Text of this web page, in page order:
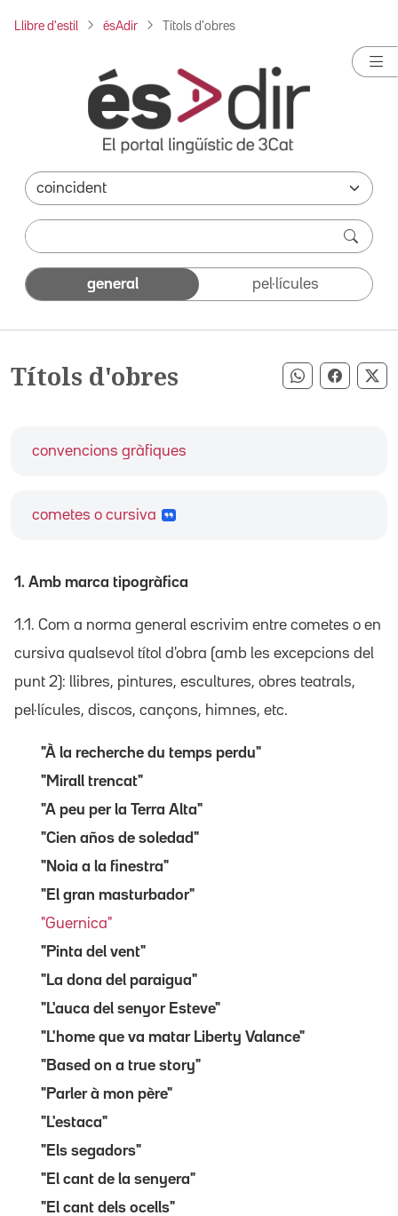
Llibre d'estil ésAdir Títols d'obres
general pel·lícules
Títols d'obres Compartir
convencions gràfiques
cometes o cursiva
1. Amb marca tipogràfica
1.1. Com a norma general escrivim entre cometes o en
cursiva qualsevol títol d'obra (amb les excepcions del
punt 2): llibres, pintures, escultures, obres teatrals,
pel·lícules, discos, cançons, himnes, etc.
"À la recherche du temps perdu"
"Mirall trencat"
"A peu per la Terra Alta"
"Cien años de soledad"
"Noia a la finestra"
"El gran masturbador"
"Guernica"
"Pinta del vent"
"La dona del paraigua"
"L'auca del senyor Esteve"
"L'home que va matar Liberty Valance"
"Based on a true story"
"Parler à mon père"
"L'estaca"
"Els segadors"
"El cant de la senyera"
"El cant dels ocells"